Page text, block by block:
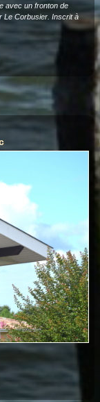
avec un fronton de
Le Corbusier. Inscrit à